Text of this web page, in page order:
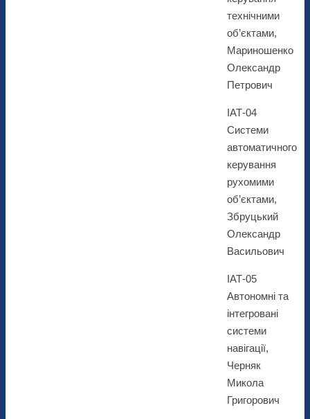
технічними
об’єктами,
Мариношенко
Олександр
Петрович
ІАТ-04
Системи
автоматичного
керування
рухомими
об’єктами,
Збруцький
Олександр
Васильович
ІАТ-05
Автономні та
інтегровані
системи
навігації,
Черняк
Микола
Григорович